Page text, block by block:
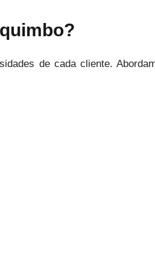
de cada cliente.